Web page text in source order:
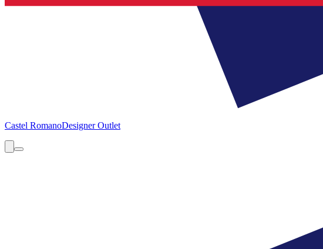
Castel RomanoDesigner Outlet